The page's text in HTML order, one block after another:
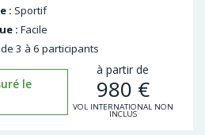
: Sportif
: Facile
de 3 à 6 participants
le
à partir de
980 €
VOL INTERNATIONAL NON
INCLUS